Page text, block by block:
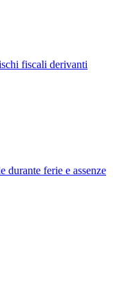
fiscali derivanti
durante ferie e assenze